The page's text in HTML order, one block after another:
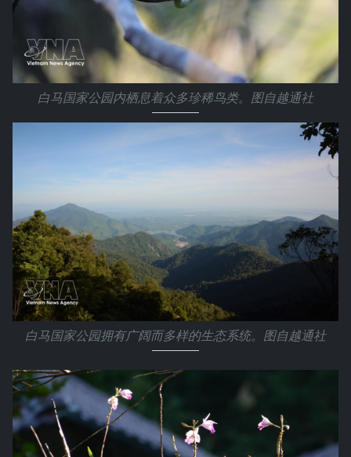
白马国家公园内栖息着众多珍稀鸟类。图自越通社
白马国家公园拥有广阔而多样的生态系统。图自越通社